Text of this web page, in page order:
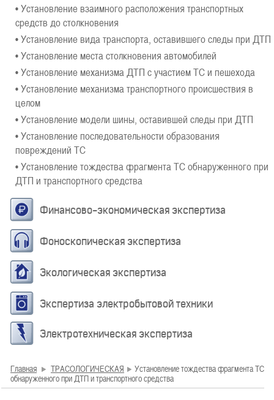
• Установление взаимного расположения транспортных
средств до столкновения
• Установление вида транспорта, оставившего следы при ДТП
• Установление места столкновения автомобилей
• Установление механизма ДТП с участием ТС и пешехода
• Установление механизма транспортного происшествия в
целом
• Установление модели шины, оставившей следы при ДТП
• Установление последовательности образования
повреждений ТС
• Установление тождества фрагмента ТС обнаруженного при
ДТП и транспортного средства
Финансово-экономическая экспертиза
Фоноскопическая экспертиза
Экологическая экспертиза
Экспертиза электробытовой техники
Электротехническая экспертиза
Главная ТРАСОЛОГИЧЕСКАЯ
Установление тождества фрагмента ТС
обнаруженного при ДТП и транспортного средства